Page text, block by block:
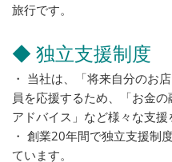
旅行です。
◆ 独立支援制度
・ 当社は、「将来自分のお
員を応援するため、「お金
アドバイス」など様々な支援
・ 創業20年間で独立支援制
ています。